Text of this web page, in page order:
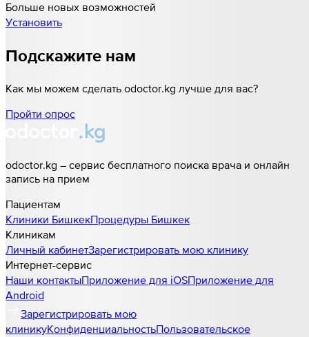
Больше новых возможностей
Установить
Подскажите нам
Как мы можем сделать odoctor.kg лучше для вас?
Пройти опрос
odoctor.kg – сервис бесплатного поиска врача и онлайн
запись на прием
Пациентам
Клиники БишкекПроцедуры Бишкек
Клиникам
Личный кабинетЗарегистрировать мою клинику
Интернет-сервис
Наши контактыПриложение для iOSПриложение для
Android
Зарегистрировать мою
клиникуКонфиденциальностьПользовательское